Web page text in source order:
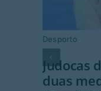
Desporto
Judocas
duas